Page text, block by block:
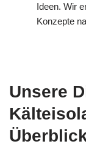
Ideen. Wir
Konzepte
Unsere